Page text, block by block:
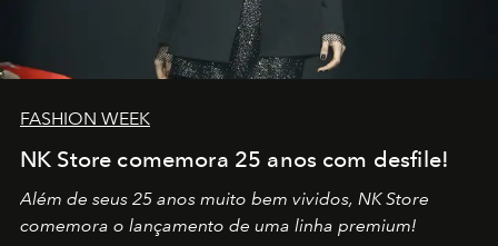
FASHION WEEK
NK Store comemora 25 anos com desfile!
Além de seus 25 anos muito bem vividos, NK Store
comemora o lançamento de uma linha premium!